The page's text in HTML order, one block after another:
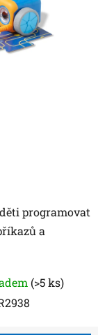
programovat
a
(>5 ks)